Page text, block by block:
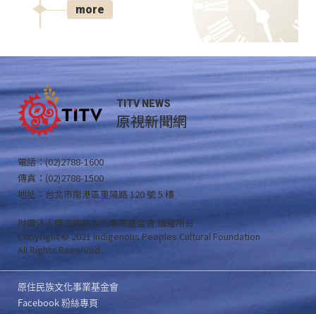
more
TITV NEWS
原視新聞網
電話：(02)2788-1600
傳真：(02)2788-1500
地址：台北市南港區重陽路 120 號 5 樓
財團法人原住民族文化事業基金會 版權所有
Copyright © 2021 Indigenous Peoples Cultural Foundation
All Rights Reserved .
原住民族文化事業基金會
Facebook 粉絲專頁